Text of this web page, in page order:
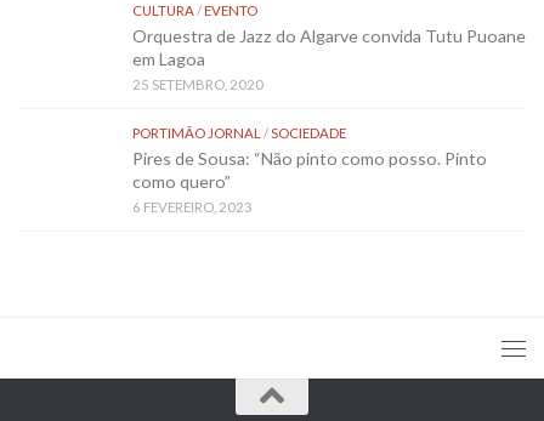
CULTURA/EVENTO
Orquestra de Jazz do Algarve convida Tutu Puoane
em Lagoa
25 SETEMBRO, 2020
PORTIMÃO JORNAL /SOCIEDADE
Pires de Sousa: “Não pinto como posso. Pinto
como quero”
6 FEVEREIRO, 2023